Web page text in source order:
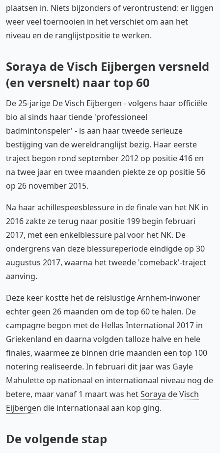
plaatsen in. Niets bijzonders of verontrustend: er liggen
weer veel toernooien in het verschiet om aan het
niveau en de ranglijstpositie te werken.
Soraya de Visch Eijbergen versneld
(en versnelt) naar top 60
De 25-jarige De Visch Eijbergen - volgens haar officiële
bio al sinds haar tiende 'professioneel
badmintonspeler' - is aan haar tweede serieuze
bestijging van de wereldranglijst bezig. Haar eerste
traject begon rond september 2012 op positie 416 en
na twee jaar en twee maanden piekte ze op positie 56
op 26 november 2015.
Na haar achillespeesblessure in de finale van het NK in
2016 zakte ze terug naar positie 199 begin februari
2017, met een enkelblessure pal voor het NK. De
ondergrens van deze blessureperiode eindigde op 30
augustus 2017, waarna het tweede 'comeback'-traject
aanving.
Deze keer kostte het de reislustige Arnhem-inwoner
echter geen 26 maanden om de top 60 te halen. De
campagne begon met de Hellas International 2017 in
Griekenland en daarna volgden talloze halve en hele
finales, waarmee ze binnen drie maanden een top 100
notering realiseerde. In februari dit jaar was Gayle
Mahulette op nationaal en internationaal niveau nog de
betere, maar vanaf 1 maart was hetSoraya de Visch
Eijbergen die internationaal aan kop ging.
De volgende stap